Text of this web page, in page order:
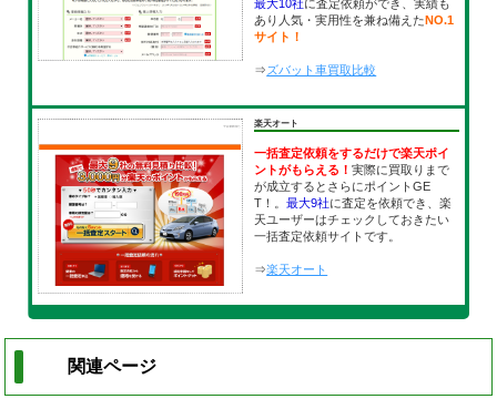
最大10社に査定依頼ができ、実績も
あり人気・実用性を兼ね備えたNO.1
サイト！
⇒ズバット車買取比較
楽天オート
一括査定依頼をするだけで楽天ポイ
ントがもらえる！実際に買取りまで
が成立するとさらにポイントGE
T！。最大9社に査定を依頼でき、楽
天ユーザーはチェックしておきたい
一括査定依頼サイトです。
⇒楽天オート
関連ページ